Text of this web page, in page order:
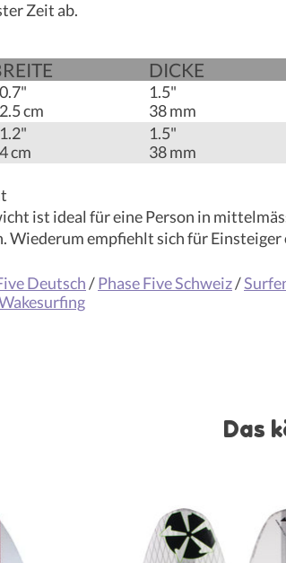
Zeit ab.
DICKE
cm
1.5"
38 mm
cm
1.5"
38 mm
ist ideal für eine Person in
Wiederum empfiehlt sich für
Deutsch/Phase Five Schweiz/
Das